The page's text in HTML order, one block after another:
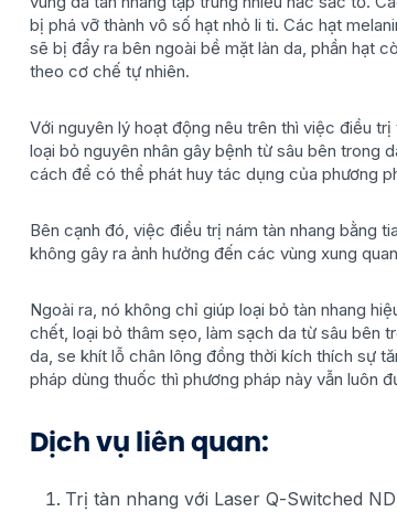
bị phá vỡ thành vô số hạt nhỏ li ti. Các hạt
sẽ bị đẩy ra bên ngoài bề mặt làn da, phần hạt
theo cơ chế tự nhiên.
Với nguyên lý hoạt động nêu trên thì việc điều
loại bỏ nguyên nhân gây bệnh từ sâu bên trong
cách để có thể phát huy tác dụng của phương
Bên cạnh đó, việc điều trị nám tàn nhang bằng
không gây ra ảnh hưởng đến các vùng xung
Ngoài ra, nó không chỉ giúp loại bỏ tàn nhang
chết, loại bỏ thâm sẹo, làm sạch da từ sâu bên
da, se khít lỗ chân lông đồng thời kích thích sự
pháp dùng thuốc thì phương pháp này vẫn luôn
Dịch vụ liên quan:
Trị tàn nhang với Laser Q-Switched